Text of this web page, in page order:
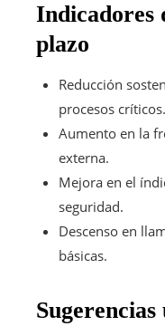
Indicadores
plazo
Reducción
procesos críticos.
Aumento en la
externa.
Mejora en el
seguridad.
Descenso en
básicas.